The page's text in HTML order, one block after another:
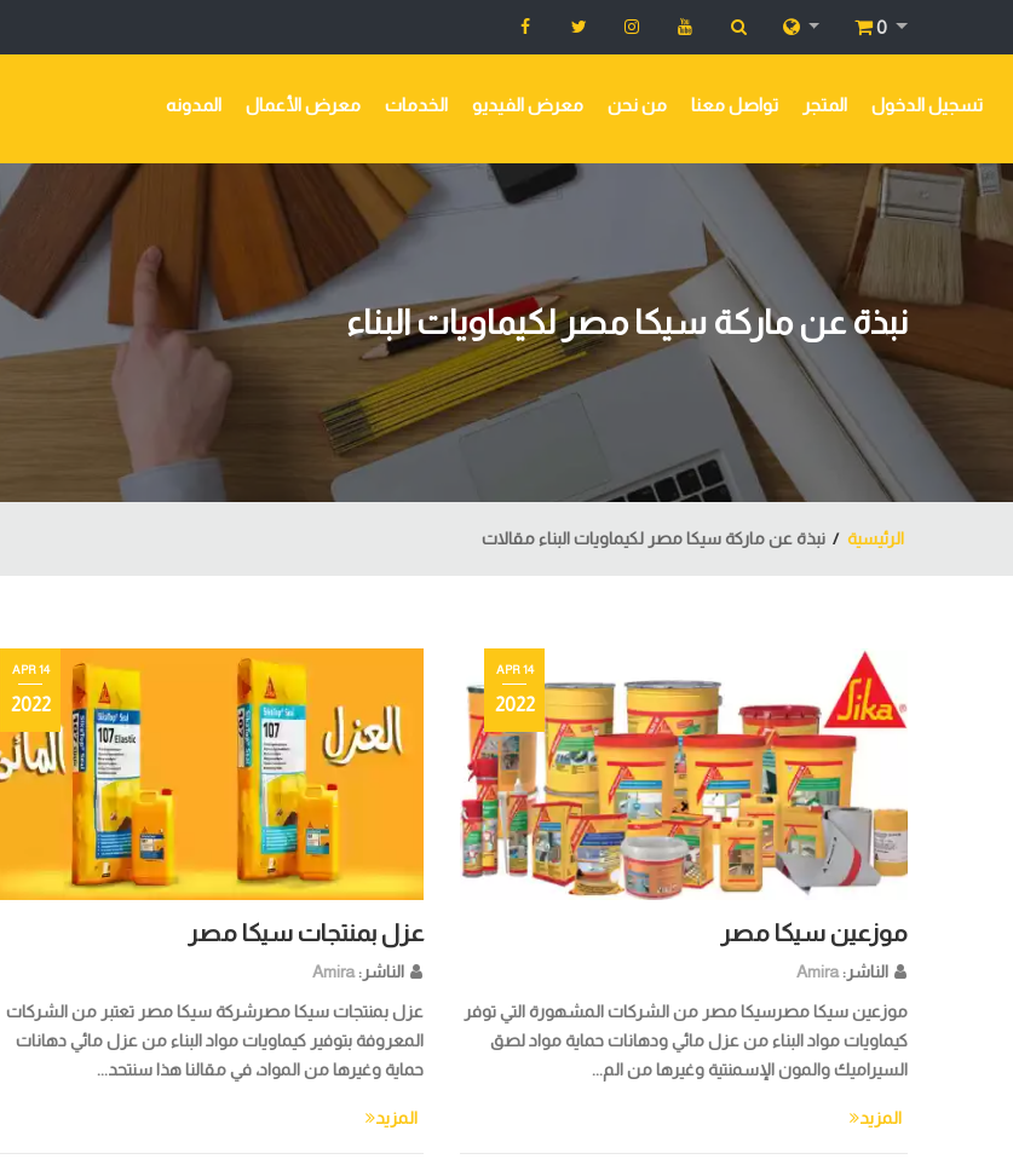
0
المدونه معرض الأعمال الخدمات معرض الفيديو من نحن تواصل معنا المتجر تسجيل الدخول
نبذة عن ماركة سيكا مصر لكيماويات البناء
الرئيسية نبذة عن ماركة سيكا مصر لكيماويات البناء مقالات
موزعين سيكا مصر
14 APR
2022
الناشر:Amira
موزعين سيكا مصرسيكا مصر من الشركات المشهورة التي توفر
كيماويات مواد البناء من عزل مائي ودهانات حماية مواد لصق
السيراميك والمون الإسمنتية وغيرها من الم...
المزيد
عزل بمنتجات سيكا مصر
14 APR
2022
الناشر:Amira
عزل بمنتجات سيكا مصرشركة سيكا مصر تعتبر من الشركات
المعروفة بتوفير كيماويات مواد البناء من عزل مائي دهانات
حماية وغيرها من المواد، في مقالنا هذا سنتحد...
المزيد